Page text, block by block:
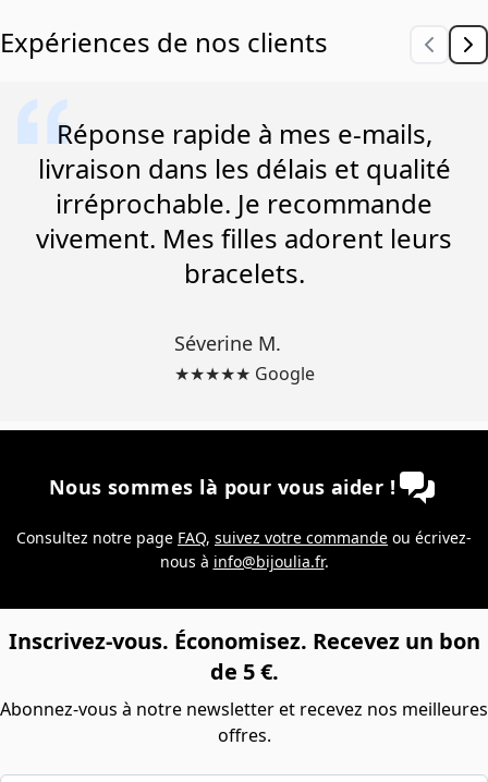
Expériences de nos clients
Réponse rapide à mes e-mails,
livraison dans les délais et qualité
irréprochable. Je recommande
vivement. Mes filles adorent leurs
bracelets.
Séverine M.
★★★★★ Google
Nous sommes là pour vous aider !
Consultez notre page FAQ, suivez votre commande ou écrivez-
nous à info@bijoulia.fr.
Inscrivez-vous. Économisez. Recevez un bon
de 5 €.
Abonnez-vous à notre newsletter et recevez nos meilleures
offres.